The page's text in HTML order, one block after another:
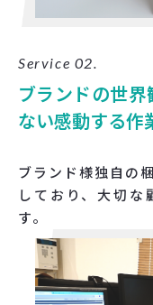
Service 02.
ブランドの世
ない感動する作
ブランド様独自の
しており、大切な
す。